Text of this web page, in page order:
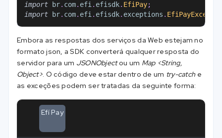
import br. com. efi . efisdk. EfiPay;
import
br. com. efi . efisdk. exceptions .
Embora as respostas dos serviços da Web estejam no
formato json, a SDK converterá qualquer resposta do
servidor para um JSONObjectou um Map <String,
Object>. O código deve estar dentro de um try-catche
as exceções podem ser tratadas da seguinte forma:
Efí Pay